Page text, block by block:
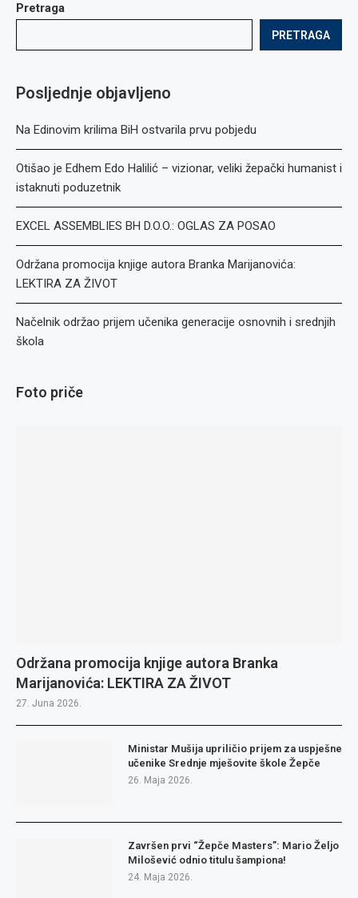
Pretraga
PRETRAGA
Posljednje objavljeno
Na Edinovim krilima BiH ostvarila prvu pobjedu
Otišao je Edhem Edo Halilić – vizionar, veliki žepački humanist i
istaknuti poduzetnik
EXCEL ASSEMBLIES BH D.O.O.: OGLAS ZA POSAO
Održana promocija knjige autora Branka Marijanovića:
LEKTIRA ZA ŽIVOT
Načelnik održao prijem učenika generacije osnovnih i srednjih
škola
Foto priče
Održana promocija knjige autora Branka
Marijanovića: LEKTIRA ZA ŽIVOT
27. Juna 2026.
Ministar Mušija upriličio prijem za uspješne
učenike Srednje mješovite škole Žepče
26. Maja 2026.
Završen prvi “Žepče Masters”: Mario Željo
Milošević odnio titulu šampiona!
24. Maja 2026.